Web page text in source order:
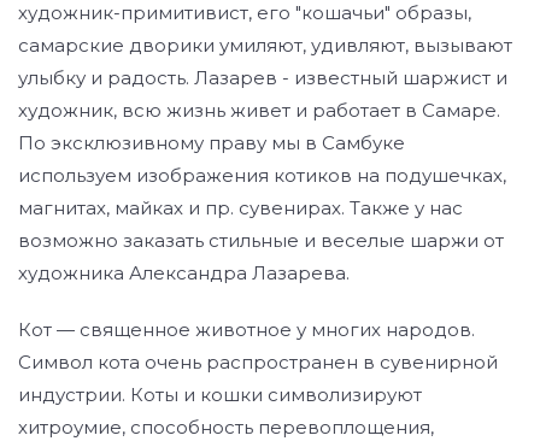
художник-примитивист, его "кошачьи" образы,
самарские дворики умиляют, удивляют, вызывают
улыбку и радость. Лазарев - известный шаржист и
художник, всю жизнь живет и работает в Самаре.
По эксклюзивному праву мы в Самбуке
используем изображения котиков на подушечках,
магнитах, майках и пр. сувенирах. Также у нас
возможно заказать стильные и веселые шаржи от
художника Александра Лазарева.
Кот — священное животное у многих народов.
Символ кота очень распространен в сувенирной
индустрии. Коты и кошки символизируют
хитроумие, способность перевоплощения,